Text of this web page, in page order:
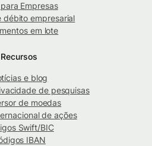
Empresas
débito empresarial
em lote
Recursos
e blog
de pesquisas
de moedas
de ações
Swift/BIC
IBAN